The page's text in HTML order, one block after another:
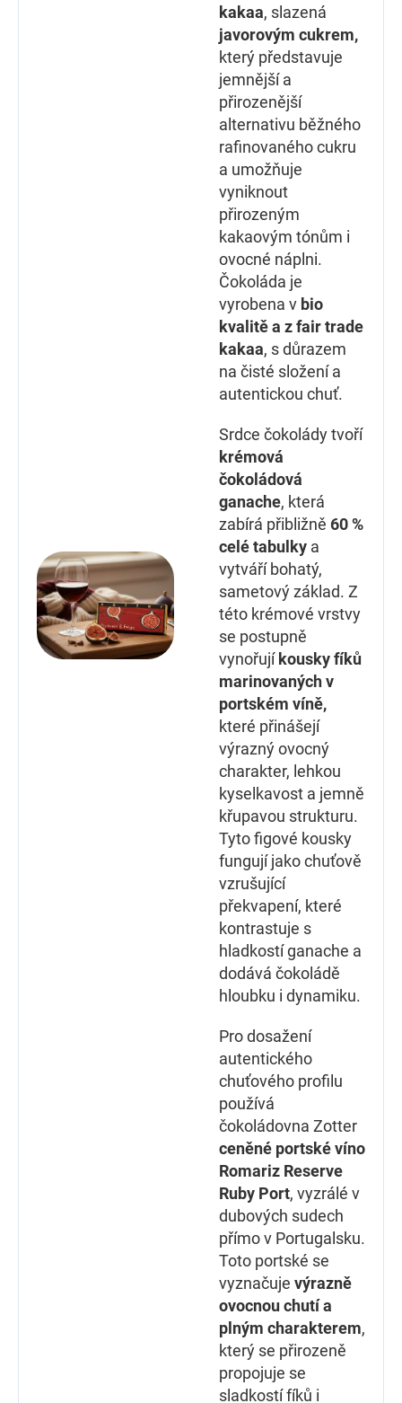
kakaa, slazená
javorovým cukrem,
který představuje
jemnější a
přirozenější
alternativu běžného
rafinovaného cukru
a umožňuje
vyniknout
přirozeným
kakaovým tónům i
ovocné náplni.
Čokoláda je
vyrobena v bio
kvalitě a z fair trade
kakaa, s důrazem
na čisté složení a
autentickou chuť.
Srdce čokolády tvoří
krémová
čokoládová
ganache, která
zabírá přibližně 60 %
celé tabulky a
vytváří bohatý,
sametový základ. Z
této krémové vrstvy
se postupně
vynořujíkousky fíků
marinovaných v
portském víně,
které přinášejí
výrazný ovocný
charakter, lehkou
kyselkavost a jemně
křupavou strukturu.
Tyto figové kousky
fungují jako chuťově
vzrušující
překvapení, které
kontrastuje s
hladkostí ganache a
dodává čokoládě
hloubku i dynamiku.
Pro dosažení
autentického
chuťového profilu
používá
čokoládovna Zotter
ceněné portské víno
Romariz Reserve
Ruby Port, vyzrálé v
dubových sudech
přímo v Portugalsku.
Toto portské se
vyznačuje výrazně
ovocnou chutí a
plným charakterem,
který se přirozeně
propojuje se
sladkostí fíků i